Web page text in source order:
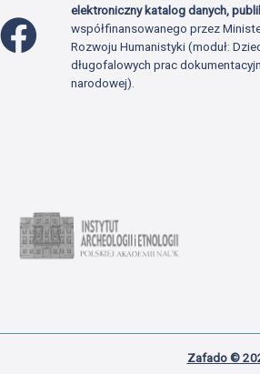
Profil Facebook
elektroniczny katalog danych,
współfinansowanego przez
Rozwoju Humanistyki (moduł:
długofalowych prac
narodowej).
Zafado ©